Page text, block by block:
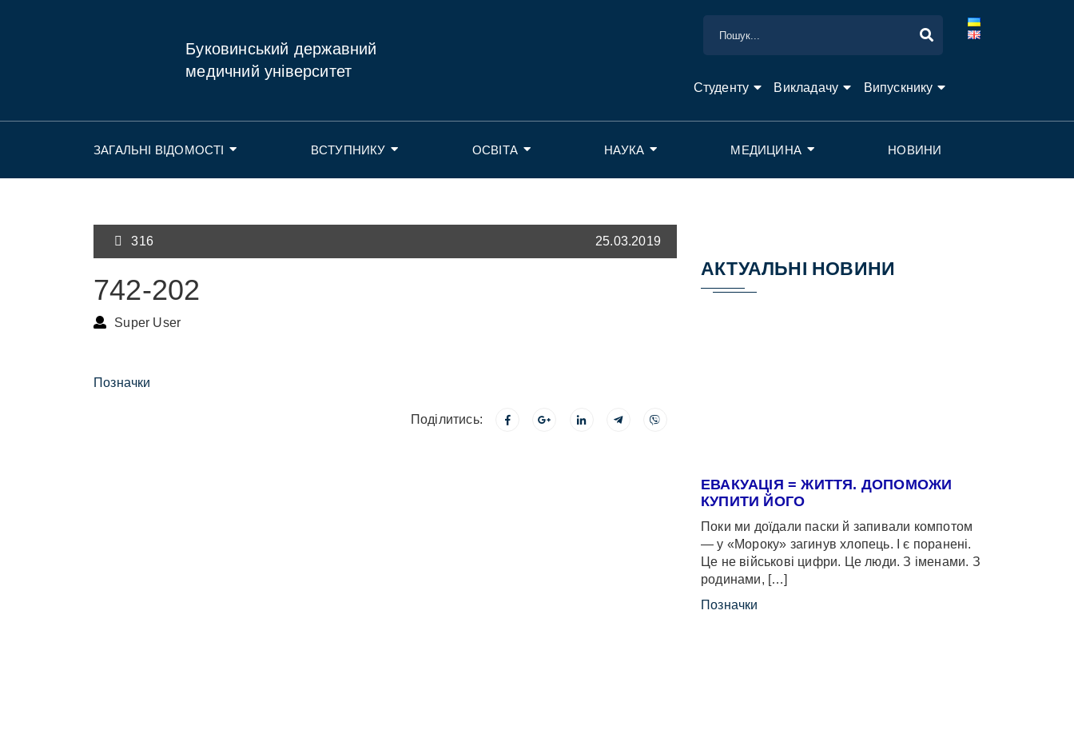
Буковинський державний
медичний університет
Студенту Викладачу Випускнику
ЗАГАЛЬНІ ВІДОМОСТІ ВСТУПНИКУ ОСВІТА НАУКА МЕДИЦИНА НОВИНИ
316 25.03.2019
742-202
Super User
Позначки
Поділитись:
АКТУАЛЬНІ НОВИНИ
ЕВАКУАЦІЯ = ЖИТТЯ. ДОПОМОЖИ
КУПИТИ ЙОГО
Поки ми доїдали паски й запивали компотом
— у «Мороку» загинув хлопець. І є поранені.
Це не військові цифри. Це люди. З іменами. З
родинами, […]
Позначки